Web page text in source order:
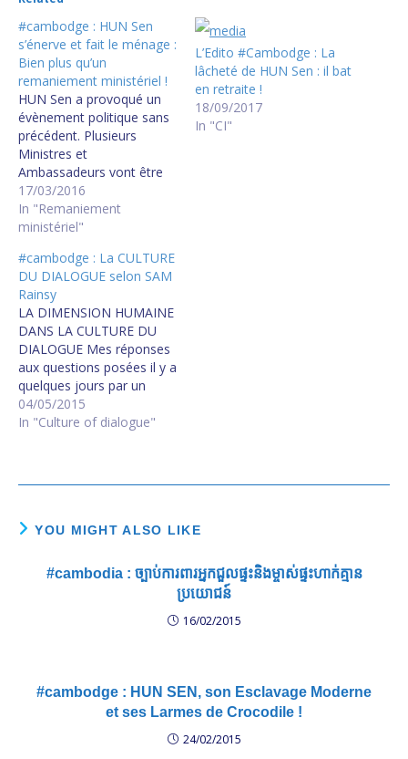
#cambodge : HUN Sen
s’énerve et fait le ménage :
Bien plus qu’un
remaniement ministériel !
HUN Sen a provoqué un
évènement politique sans
précédent. Plusieurs
Ministres et
Ambassadeurs vont être
démis de leurs fonctions.
Hor Namhong ne sera
plus Ministre des Affaires
sort du Ministre de
l'Information ?
La Princesse Norodom
Arun Rasmey et Nuth
Narang ne sont plus
Ambassadeurs. Ils ont
sûrement…
17/03/2016
In "Remaniement
ministériel"
L’Edito #Cambodge : La
lâcheté de HUN Sen : il bat
en retraite !
18/09/2017
In "CI"
#cambodge : La CULTURE
DU DIALOGUE selon SAM
Rainsy
LA DIMENSION HUMAINE
DANS LA CULTURE DU
DIALOGUE Mes réponses
aux questions posées il y a
quelques jours par un
journaliste occidental du
Phnom Penh Post
et moi, chef de
04/05/2015
In "Culture of dialogue"
YOU MIGHT ALSO LIKE
#cambodia : ច្បាប់​​ការពារ​​អ្នក​ជួល​ផ្ទះ​និង​ម្ចាស់​ផ្ទះ​ហាក់​គ្មាន​
ប្រយោជន៍
16/02/2015
#cambodge : HUN SEN, son Esclavage Moderne
et ses Larmes de Crocodile !
24/02/2015